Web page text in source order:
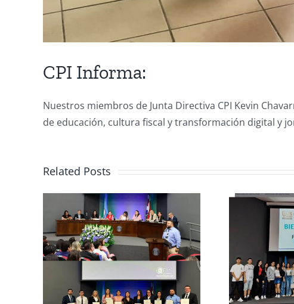
CPI Informa:
Nuestros miembros de Junta Directiva CPI Kevin
de educación, cultura fiscal y transformación digital y
Related Posts
CCPCR Informa